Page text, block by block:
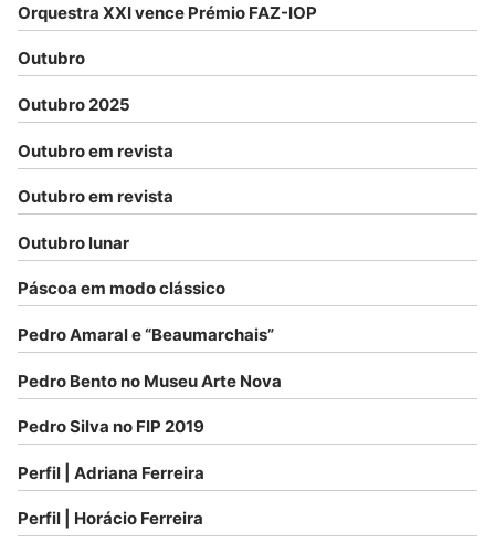
Orquestra XXI vence Prémio FAZ-IOP
Outubro
Outubro 2025
Outubro em revista
Outubro em revista
Outubro lunar
Páscoa em modo clássico
Pedro Amaral e “Beaumarchais”
Pedro Bento no Museu Arte Nova
Pedro Silva no FIP 2019
Perfil | Adriana Ferreira
Perfil | Horácio Ferreira